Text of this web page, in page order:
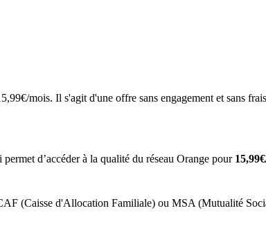
mois. Il s'agit d'une offre sans engagement et sans
permet d’accéder à la qualité du réseau Orange pour
(Caisse d'Allocation Familiale) ou MSA (Mutualité